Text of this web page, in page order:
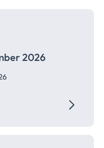
2026